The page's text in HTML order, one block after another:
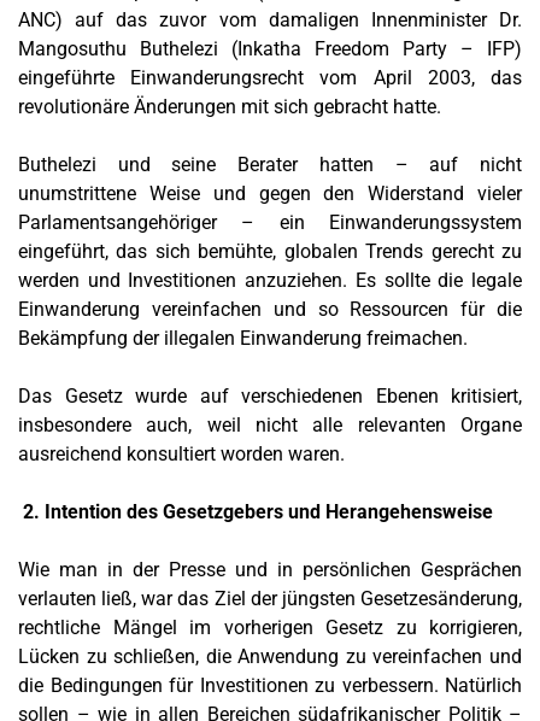
ANC) auf das zuvor vom damaligen Innenminister Dr.
Mangosuthu Buthelezi (Inkatha Freedom Party – IFP)
eingeführte Einwanderungsrecht vom April 2003, das
revolutionäre Änderungen mit sich gebracht hatte.
Buthelezi und seine Berater hatten – auf nicht
unumstrittene Weise und gegen den Widerstand vieler
Parlamentsangehöriger – ein Einwanderungssystem
eingeführt, das sich bemühte, globalen Trends gerecht zu
werden und Investitionen anzuziehen. Es sollte die legale
Einwanderung vereinfachen und so Ressourcen für die
Bekämpfung der illegalen Einwanderung freimachen.
Das Gesetz wurde auf verschiedenen Ebenen kritisiert,
insbesondere auch, weil nicht alle relevanten Organe
ausreichend konsultiert worden waren.
2. Intention des Gesetzgebers und Herangehensweise
Wie man in der Presse und in persönlichen Gesprächen
verlauten ließ, war das Ziel der jüngsten Gesetzesänderung,
rechtliche Mängel im vorherigen Gesetz zu korrigieren,
Lücken zu schließen, die Anwendung zu vereinfachen und
die Bedingungen für Investitionen zu verbessern. Natürlich
sollen – wie in allen Bereichen südafrikanischer Politik –